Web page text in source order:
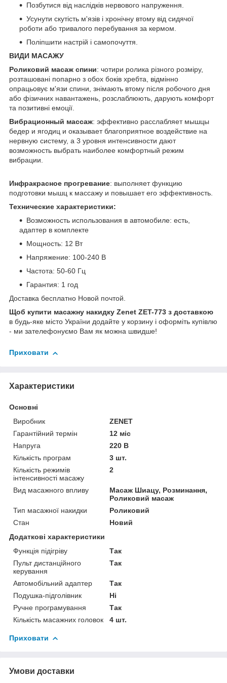
Позбутися від наслідків нервового напруження.
Усунути скутість м'язів і хронічну втому від сидячої
роботи або тривалого перебування за кермом.
Поліпшити настрій і самопочуття.
ВИДИ МАСАЖУ
Роликовий масаж спини: чотири ролика різного розміру,
розташовані попарно з обох боків хребта, відмінно
опрацьовує м'язи спини, знімають втому після робочого дня
або фізичних навантажень, розслаблюють, дарують комфорт
та позитивні емоції.
Вибрационный массаж: эффективно расслабляет мышцы
бедер и ягодиц и оказывает благоприятное воздействие на
нервную систему, а 3 уровня интенсивности дают
возможность выбрать наиболее комфортный режим
вибрации.
Инфракрасное прогревание: выполняет функцию
подготовки мышц к массажу и повышает его эффективность.
Технические характеристики:
Возможность использования в автомобиле: есть,
адаптер в комплекте
Мощность: 12 Вт
Напряжение: 100-240 В
Частота: 50-60 Гц
Гарантия: 1 год
Доставка бесплатно Новой почтой.
Щоб купити масажну накидку Zenet ZET-773 з доставкою
в будь-яке місто України додайте у корзину і оформіть купівлю
- ми зателефонуємо Вам як можна швидше!
Приховати
Характеристики
Основні
Виробник
ZENET
Гарантійний термін
12 міс
Напруга
220 В
Кількість програм
3 шт.
Кількість режимів
інтенсивності масажу
2
Вид масажного впливу
Масаж Шиацу, Розминання,
Роликовий масаж
Тип масажної накидки
Роликовий
Стан
Новий
Додаткові характеристики
Функція підігріву
Так
Пульт дистанційного
керування
Так
Автомобільний адаптер
Так
Подушка-підголівник
Ні
Ручне програмування
Так
Кількість масажних головок
4 шт.
Приховати
Умови доставки